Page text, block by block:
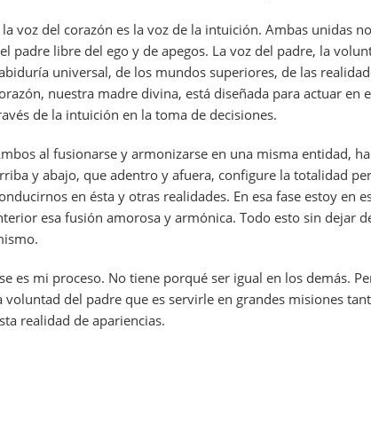
la voz del corazón es la voz de la intuición. Ambas unidas
padre libre del ego y de apegos. La voz del padre, la
universal, de los mundos superiores, de las
nuestra madre divina, está diseñada para actuar en
de la intuición en la toma de decisiones.
al fusionarse y armonizarse en una misma entidad,
y abajo, que adentro y afuera, configure la totalidad
en ésta y otras realidades. En esa fase estoy en
esa fusión amorosa y armónica. Todo esto sin dejar
es mi proceso. No tiene porqué ser igual en los demás.
voluntad del padre que es servirle en grandes misiones
realidad de apariencias.